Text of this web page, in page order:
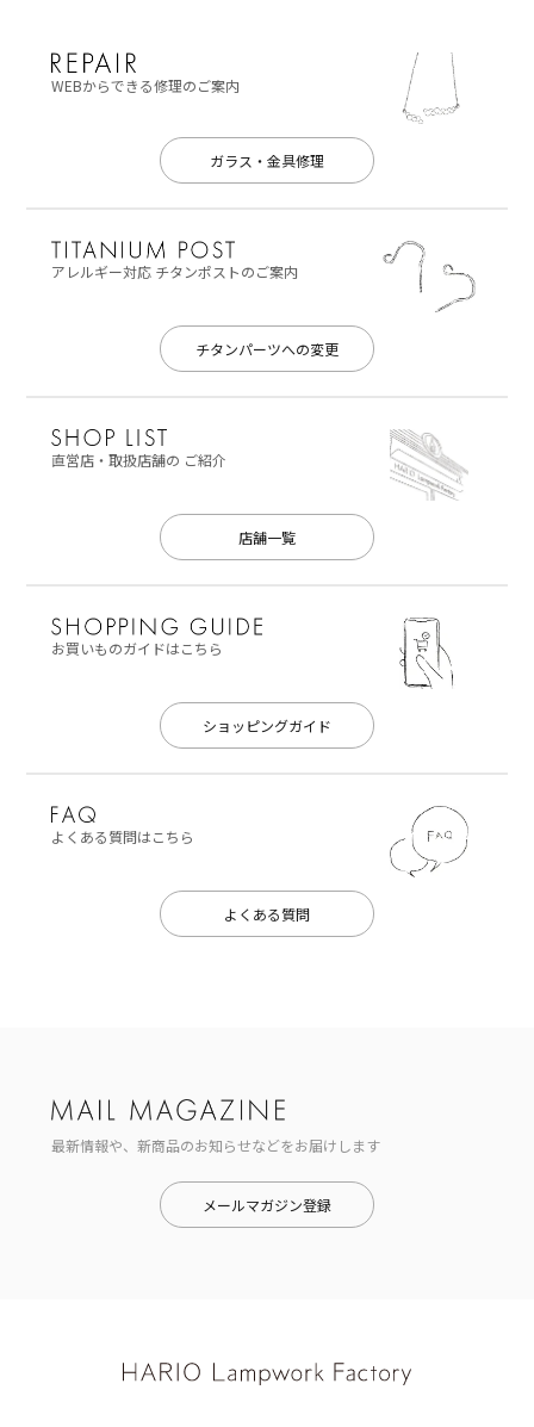
WEBからできる修理のご案内
ガラス・金具修理
アレルギー対応チタンポストのご案内
チタンパーツへの変更
直営店・取扱店舗の ご紹介
店舗一覧
お買いものガイドはこちら
ショッピングガイド
よくある質問はこちら
よくある質問
最新情報や、新商品のお知らせなどをお届けします
メールマガジン登録